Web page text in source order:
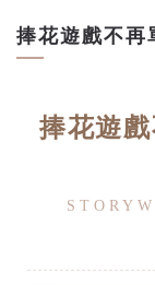
捧花遊戲不再
捧花遊